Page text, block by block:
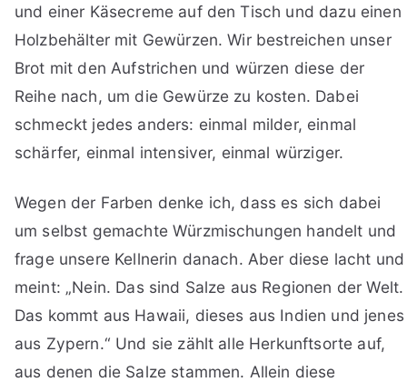
und einer Käsecreme auf den Tisch und dazu einen
Holzbehälter mit Gewürzen. Wir bestreichen unser
Brot mit den Aufstrichen und würzen diese der
Reihe nach, um die Gewürze zu kosten. Dabei
schmeckt jedes anders: einmal milder, einmal
schärfer, einmal intensiver, einmal würziger.
Wegen der Farben denke ich, dass es sich dabei
um selbst gemachte Würzmischungen handelt und
frage unsere Kellnerin danach. Aber diese lacht und
meint: „Nein. Das sind Salze aus Regionen der Welt.
Das kommt aus Hawaii, dieses aus Indien und jenes
aus Zypern.“ Und sie zählt alle Herkunftsorte auf,
aus denen die Salze stammen. Allein diese